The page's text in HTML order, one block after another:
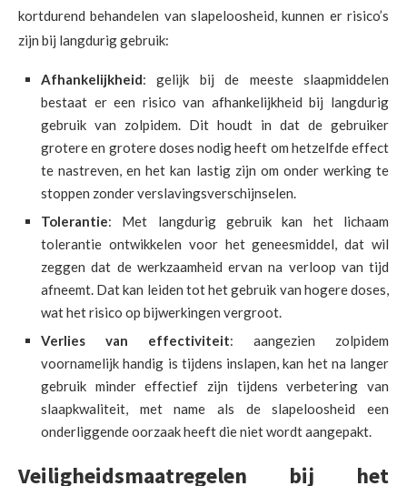
kortdurend behandelen van slapeloosheid, kunnen er risico’s
zijn bij langdurig gebruik:
Afhankelijkheid: gelijk bij de meeste slaapmiddelen
bestaat er een risico van afhankelijkheid bij langdurig
gebruik van zolpidem. Dit houdt in dat de gebruiker
grotere en grotere doses nodig heeft om hetzelfde effect
te nastreven, en het kan lastig zijn om onder werking te
stoppen zonder verslavingsverschijnselen.
Tolerantie: Met langdurig gebruik kan het lichaam
tolerantie ontwikkelen voor het geneesmiddel, dat wil
zeggen dat de werkzaamheid ervan na verloop van tijd
afneemt. Dat kan leiden tot het gebruik van hogere doses,
wat het risico op bijwerkingen vergroot.
Verlies van effectiviteit: aangezien zolpidem
voornamelijk handig is tijdens inslapen, kan het na langer
gebruik minder effectief zijn tijdens verbetering van
slaapkwaliteit, met name als de slapeloosheid een
onderliggende oorzaak heeft die niet wordt aangepakt.
Veiligheidsmaatregelen bij het